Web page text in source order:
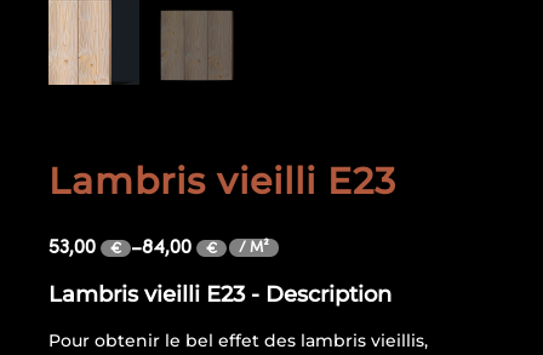
Lambris vieilli E23
53,00 € –84,00 € / M²
Lambris vieilli E23 - Description
Pour obtenir le bel effet des lambris vieillis,